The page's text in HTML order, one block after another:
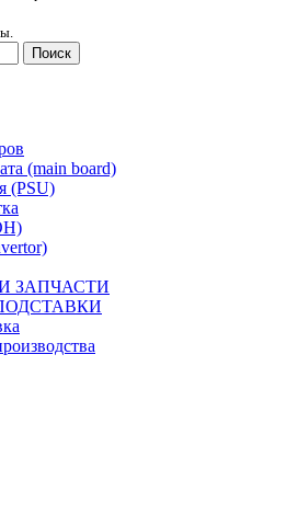
Поиск
(main board)
(PSU)
ЗАПЧАСТИ